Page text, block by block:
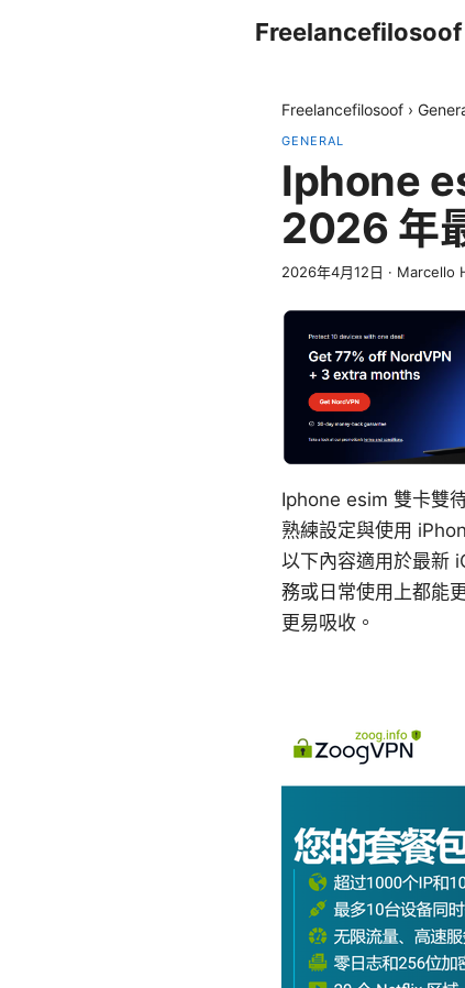
Freelancefilosoof
Freelancefilosoof ›
GENERAL
Iphone
2026 年
2026年4月12日 · Marcello
Iphone esim 雙卡雙
熟練設定與使用
以下內容適用於最新
務或日常使用上都能
更易吸收。